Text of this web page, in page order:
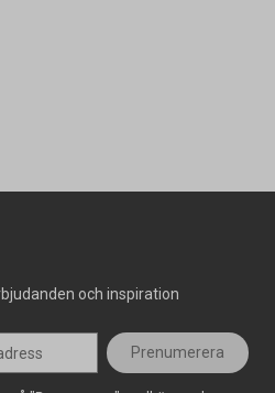
och inspiration
Prenumerera